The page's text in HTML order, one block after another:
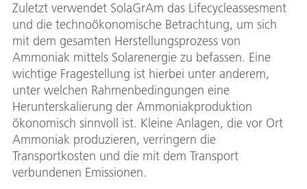
Zuletzt verwendet SolaGrAm das Lifecycleassesment
und die technoökonomische Betrachtung, um sich
mit dem gesamten Herstellungsprozess von
Ammoniak mittels Solarenergie zu befassen. Eine
wichtige Fragestellung ist hierbei unter anderem,
unter welchen Rahmenbedingungen eine
Herunterskalierung der Ammoniakproduktion
ökonomisch sinnvoll ist. Kleine Anlagen, die vor Ort
Ammoniak produzieren, verringern die
Transportkosten und die mit dem Transport
verbundenen Emissionen.